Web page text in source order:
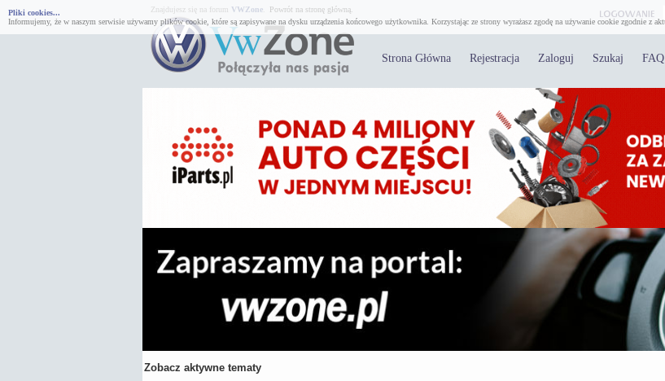
Pliki cookies...
Informujemy, że w naszym serwisie używamy plików cookie, które są zapisywane na dysku urządzenia końcowego użytkownika. Korzystając ze strony wyrażasz zgodę na używanie cookie zgodnie z
Znajdujesz się na forum VWZone. Powrót na stronę główną.
Strona Główna Rejestracja Zaloguj Szukaj FAQ
Zobacz aktywne tematy